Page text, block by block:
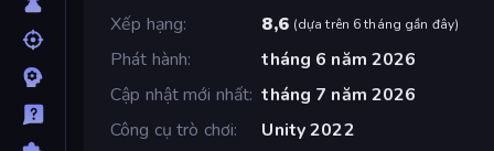
Xếp hạng
8,6 (dựa trên 6 tháng gần đây)
Phát hành
tháng 6 năm 2026
Cập nhật mới nhất tháng 7 năm 2026
Công cụ trò chơi
Unity 2022